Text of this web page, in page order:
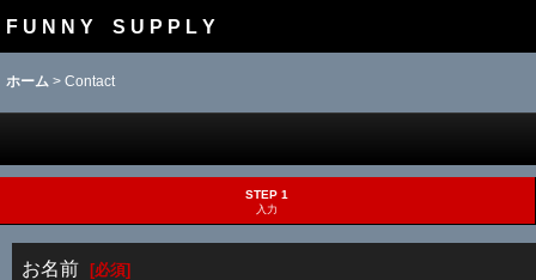
F U N N Y S U P P L Y
ホーム > Contact
STEP 1
入力
お名前 [必須]